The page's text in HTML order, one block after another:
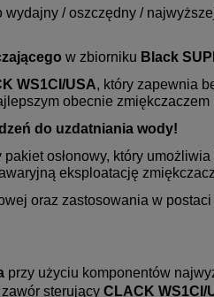
wydajny / oszczędny /
w zbiorniku Black
WS1CI/USA, który zapewnia
obecnie zmiękczaczem
do uzdatniania wody!
osłonowy, który
eksploatację
oraz zastosowania w
przy użyciu komponentów
sterujący CLACK WS1CI/